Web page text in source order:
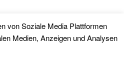
von Soziale Media Plattformen
Medien, Anzeigen und Analysen